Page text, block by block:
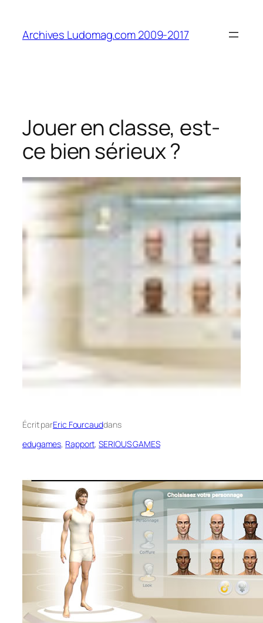
contenu
Archives Ludomag.com 2009-2017
Jouer en classe, est-
ce bien sérieux ?
Écrit parEric Fourcauddans
edugames, Rapport, SERIOUS GAMES